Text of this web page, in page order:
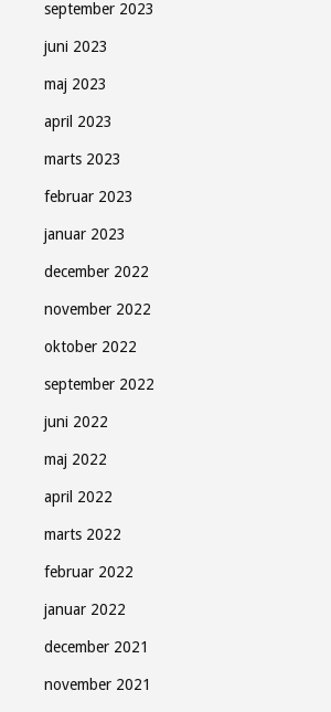
september 2023
juni 2023
maj 2023
april 2023
marts 2023
februar 2023
januar 2023
december 2022
november 2022
oktober 2022
september 2022
juni 2022
maj 2022
april 2022
marts 2022
februar 2022
januar 2022
december 2021
november 2021